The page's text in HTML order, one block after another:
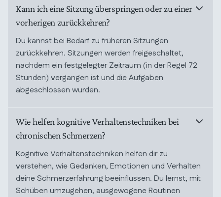
Kann ich eine Sitzung überspringen oder zu einer
vorherigen zurückkehren?
Du kannst bei Bedarf zu früheren Sitzungen
zurückkehren. Sitzungen werden freigeschaltet,
nachdem ein festgelegter Zeitraum (in der Regel 72
Stunden) vergangen ist und die Aufgaben
abgeschlossen wurden.
Wie helfen kognitive Verhaltenstechniken bei
chronischen Schmerzen?
Kognitive Verhaltenstechniken helfen dir zu
verstehen, wie Gedanken, Emotionen und Verhalten
deine Schmerzerfahrung beeinflussen. Du lernst, mit
Schüben umzugehen, ausgewogene Routinen